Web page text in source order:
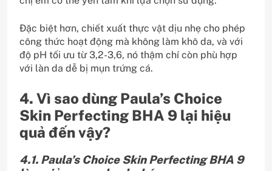
Đặc biệt hơn, chiết xuất thực vật dịu nhẹ cho phép
công thức hoạt động mà không làm khô da, và với
độ pH tối ưu từ 3,2-3,6, nó thậm chí còn phù hợp
với làn da dễ bị mụn trứng cá.
4. Vì sao dùng Paula’s Choice
Skin Perfecting BHA 9 lại hiệu
quả đến vậy?
4.1. Paula’s Choice Skin Perfecting BHA 9